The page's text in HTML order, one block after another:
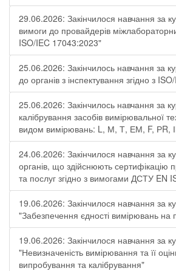
29.06.2026: Закінчилося навчання за
вимоги до провайдерів
ISO/IEC 17043:2023"
25.06.2026: Закінчилось навчання за
до органів з інспектування згідно з
25.06.2026: Закінчилось навчання за
калібрування засобів вимірювальної
видом вимірювань: L, М, Т, ЕМ, F, РR,
24.06.2026: Закінчилося навчання за
органів, що здійснюють сертифікацію
та послуг згідно з вимогами ДСТУ EN
19.06.2026: Закінчилося навчання за
"Забезпечення єдності вимірювань на
19.06.2026: Закінчилося навчання за
"Невизначеність вимірювання та її
випробування та калібрування"